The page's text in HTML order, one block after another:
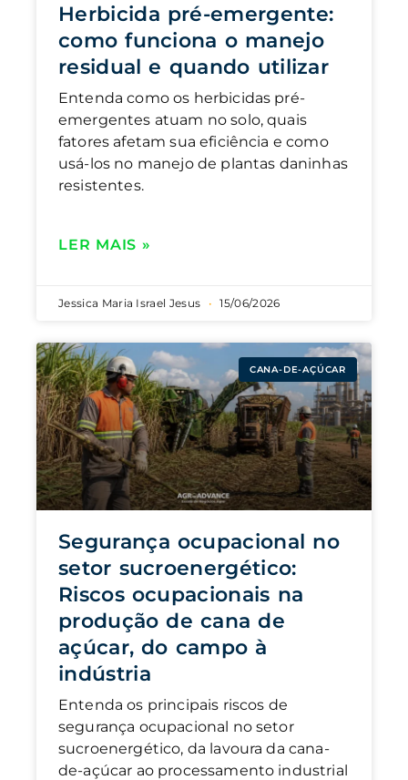
Herbicida pré-emergente:
como funciona o manejo
residual e quando utilizar
Entenda como os herbicidas pré-
emergentes atuam no solo, quais
fatores afetam sua eficiência e como
usá-los no manejo de plantas daninhas
resistentes.
LER MAIS »
Jessica Maria Israel Jesus 15/06/2026
CANA-DE-AÇÚCAR
Segurança ocupacional no
setor sucroenergético:
Riscos ocupacionais na
produção de cana de
açúcar, do campo à
indústria
Entenda os principais riscos de
segurança ocupacional no setor
sucroenergético, da lavoura da cana-
de-açúcar ao processamento industrial